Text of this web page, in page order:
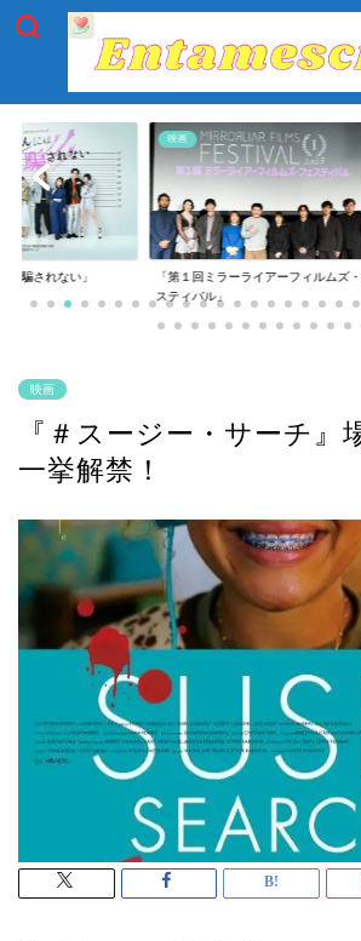
は騙されない」
映画
「第１回ミラーライアーフィルムズ
スティバル」
映画
『＃スージー・サーチ』
一挙解禁！